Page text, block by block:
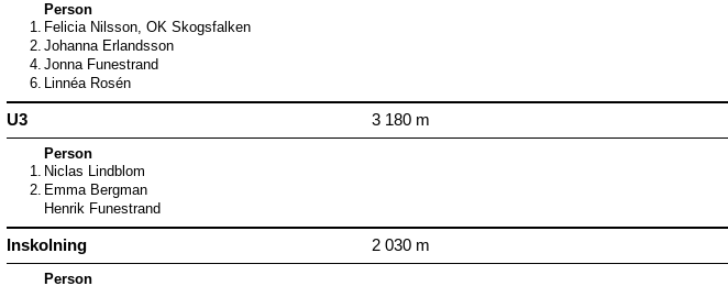
Person
1. Felicia Nilsson, OK Skogsfalken
2. Johanna Erlandsson
4. Jonna Funestrand
6. Linnéa Rosén
U3 3 180 m
Person
1. Niclas Lindblom
2. Emma Bergman
Henrik Funestrand
Inskolning 2 030 m
Person